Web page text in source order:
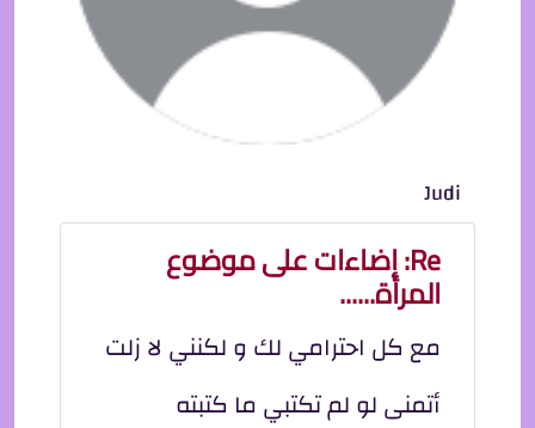
Judi
Re: إضاءات على موضوع
المرأة......
مع كل احترامي لك و لكنني لا زلت
أتمنى لو لم تكتبي ما كتبته